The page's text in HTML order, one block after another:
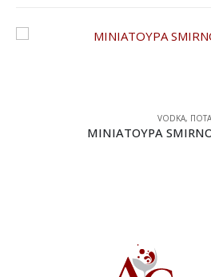
VODKA, ΠΟΤΑ
ΜΙΝΙΑΤΟΥΡΑ